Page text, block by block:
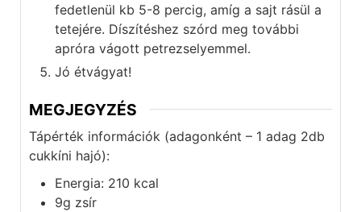
fedetlenül kb 5-8 percig, amíg a sajt rásül a
tetejére. Díszítéshez szórd meg további
apróra vágott petrezselyemmel.
Jó étvágyat!
MEGJEGYZÉS
Tápérték információk (adagonként – 1 adag 2db
cukkíni hajó):
Energia: 210 kcal
9g zsír